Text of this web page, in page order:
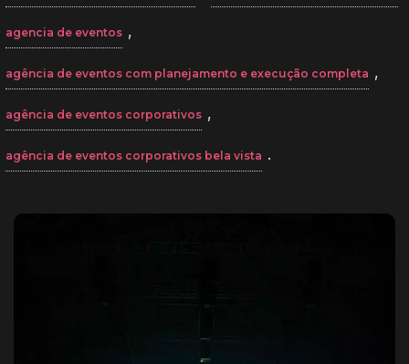
agencia de eventos ,
agência de eventos com planejamento e execução completa ,
agência de eventos corporativos ,
agência de eventos corporativos bela vista .